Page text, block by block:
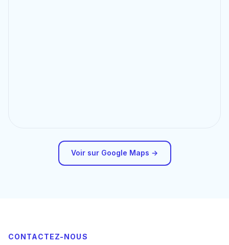
Voir sur Google Maps →
CONTACTEZ-NOUS